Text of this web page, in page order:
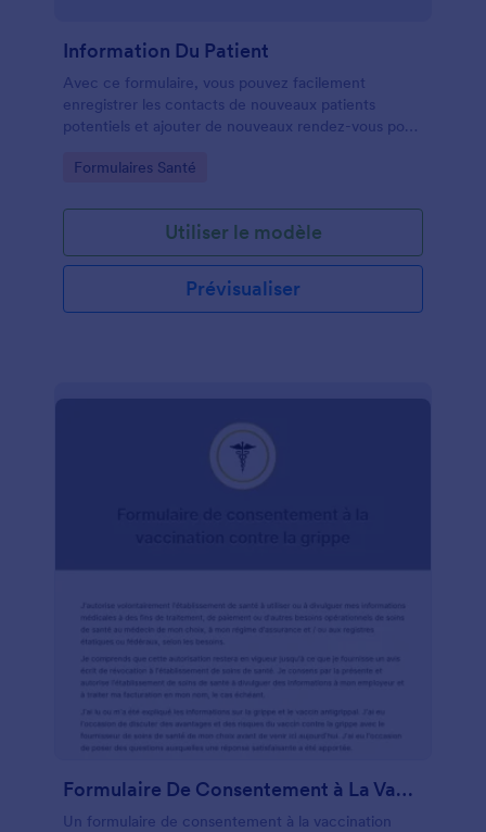
Information Du Patient
Avec ce formulaire, vous pouvez facilement
enregistrer les contacts de nouveaux patients
potentiels et ajouter de nouveaux rendez-vous pour
principaux diagnostics, traitements et objectifs.
Go to Category:
Formulaires Santé
Utiliser le modèle
Prévisualiser
Formulaire De Consentement à La Vaccination Contre La Grippe
Un formulaire de consentement à la vaccination